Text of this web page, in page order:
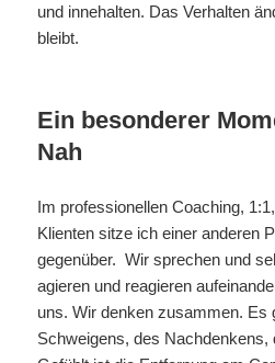
und innehalten. Das Verhalten
bleibt.
Ein besonderer
Nah
Im professionellen Coaching,
Klienten sitze ich einer anderen
gegenüber. Wir sprechen und
agieren und reagieren
uns. Wir denken zusammen. Es
Schweigens, des Nachdenkens,